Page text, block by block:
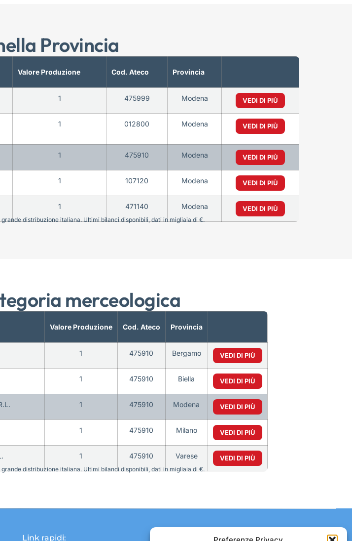
Provincia
Valore Produzione Cod. Ateco Provincia
1 475999 Modena VEDI DI PIÙ
1 012800 Modena VEDI DI PIÙ
1 475910 Modena VEDI DI PIÙ
1 107120 Modena VEDI DI PIÙ
1 471140 Modena VEDI DI PIÙ
distribuzione italiana. Ultimi bilanci disponibili, dati in migliaia di €.
merceologica
Valore Produzione Cod. Ateco Provincia
1 475910 Bergamo VEDI DI PIÙ
1 475910 Biella VEDI DI PIÙ
1 475910 Modena VEDI DI PIÙ
1 475910 Milano VEDI DI PIÙ
1 475910 Varese VEDI DI PIÙ
distribuzione italiana. Ultimi bilanci disponibili, dati in migliaia di €.
Link rapidi: